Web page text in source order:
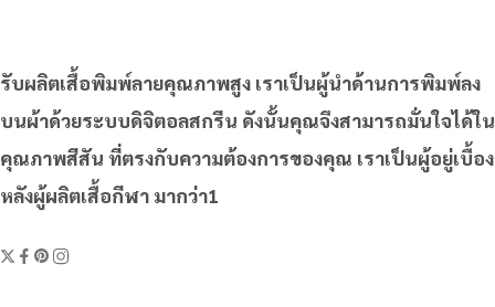
รับผลิตเสื้อพิมพ์ลายคุณภาพสูง เราเป็นผู้นำด้านการพิมพ์ลง
บนผ้าด้วยระบบดิจิตอลสกรีน ดังนั้นคุณจึงสามารถมั่นใจได้ใน
คุณภาพสีสัน ที่ตรงกับความต้องการของคุณ เราเป็นผู้อยู่เบื้อง
หลังผู้ผลิตเสื้อกีฬา มากว่า1